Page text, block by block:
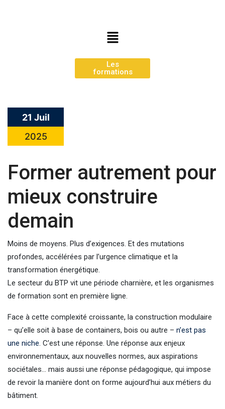
Les
formations
21 Juil
2025
Former autrement pour
mieux construire
demain
Moins de moyens. Plus d’exigences. Et des mutations
profondes, accélérées par l’urgence climatique et la
transformation énergétique.
Le secteur du BTP vit une période charnière, et les organismes
de formation sont en première ligne.
Face à cette complexité croissante, la construction modulaire
– qu’elle soit à base de containers, bois ou autre – n’est pas
une niche. C’est une réponse. Une réponse aux enjeux
environnementaux, aux nouvelles normes, aux aspirations
sociétales… mais aussi une réponse pédagogique, qui impose
de revoir la manière dont on forme aujourd’hui aux métiers du
bâtiment.